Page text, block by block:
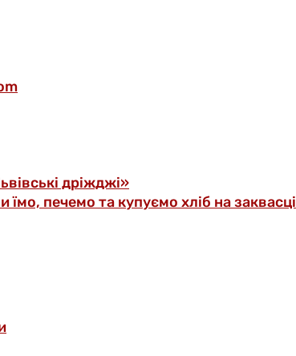
дріжджі»
печемо та купуємо хліб на заквасці